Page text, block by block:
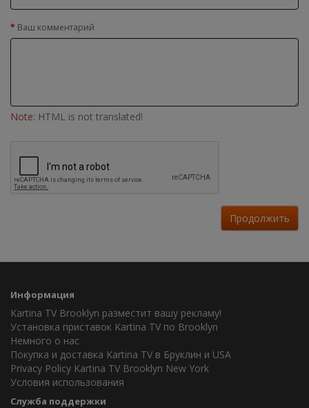
Ваш комментарий
Note: HTML is not translated!
Продолжить
Информация
Kartina TV Brooklyn разместит вашу рекламу!
Установка приставок Kartina TV по Brooklyn
Немного о нас
Покупка и доставка Kartina TV в Бруклин и USA
Privacy Policy Kartina TV Brooklyn New York
Условия использования
Служба поддержки